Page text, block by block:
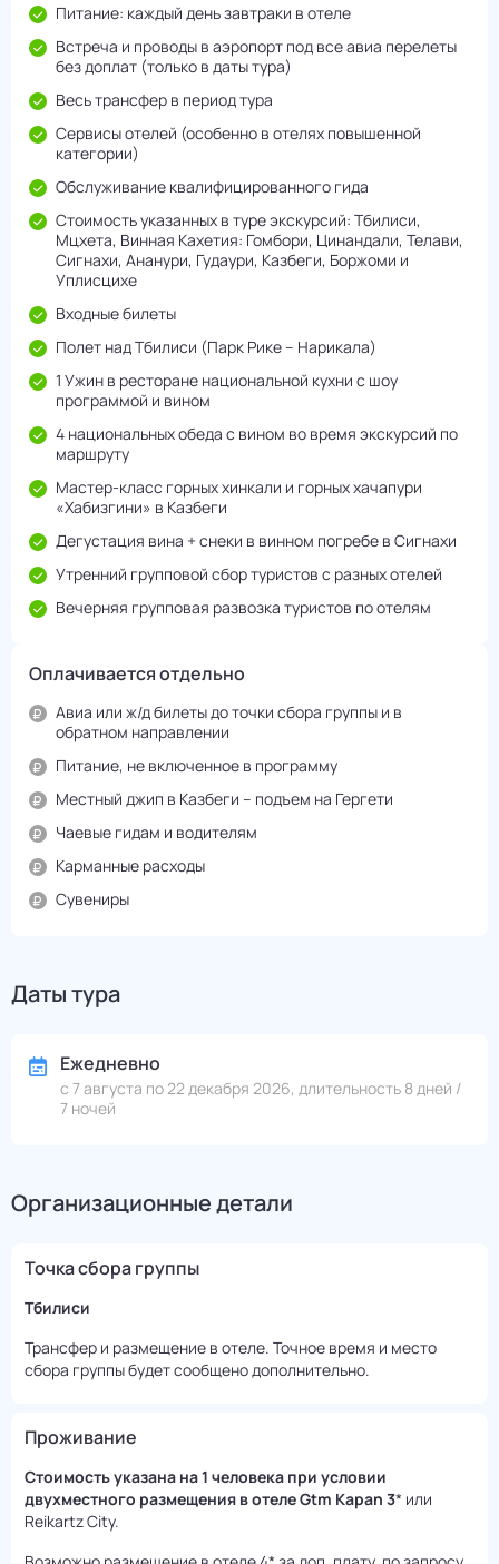
Питание: каждый день завтраки в отеле
Встреча и проводы в аэропорт под все авиа перелеты
без доплат (только в даты тура)
Весь трансфер в период тура
Сервисы отелей (особенно в отелях повышенной
категории)
Обслуживание квалифицированного гида
Стоимость указанных в туре экскурсий: Тбилиси,
Мцхета, Винная Кахетия: Гомбори, Цинандали, Телави,
Сигнахи, Ананури, Гудаури, Казбеги, Боржоми и
Уплисцихе
Входные билеты
Полет над Тбилиси (Парк Рике – Нарикала)
1 Ужин в ресторане национальной кухни с шоу
программой и вином
4 национальных обеда с вином во время экскурсий по
маршруту
Мастер-класс горных хинкали и горных хачапури
«Хабизгини» в Казбеги
Дегустация вина + снеки в винном погребе в Сигнахи
Утренний групповой сбор туристов с разных отелей
Вечерняя групповая развозка туристов по отелям
Оплачивается отдельно
Авиа или ж/д билеты до точки сбора группы и в
обратном направлении
Питание, не включенное в программу
Местный джип в Казбеги – подъем на Гергети
Чаевые гидам и водителям
Карманные расходы
Сувениры
Даты тура
Ежедневно
с 7 августа по 22 декабря 2026, длительность 8 дней /
7 ночей
Организационные детали
Точка сбора группы
Тбилиси
Трансфер и размещение в отеле. Точное время и место
сбора группы будет сообщено дополнительно.
Проживание
Стоимость указана на 1 человека при условии
двухместного размещения в отеле Gtm Кapan 3* или
Reikartz City.